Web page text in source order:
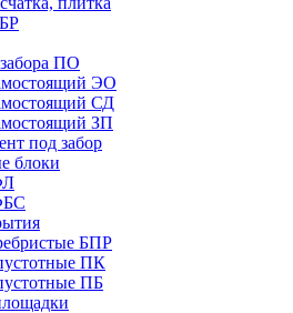
ПО
ЭО
СД
ЗП
под забор
блоки
БПР
ПК
ПБ